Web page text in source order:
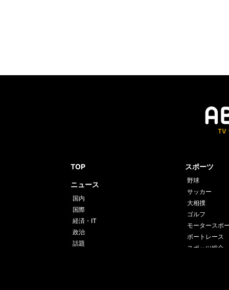
TOP
ニュース
国内
国際
経済・IT
政治
話題
スポーツ
野球
サッカー
大相撲
ゴルフ
モータースポ
ボートレース
スポーツ総合